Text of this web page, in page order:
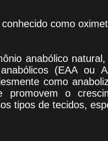
como
anabólico
(EAA ou
como
promovem o
tipos de tecidos,